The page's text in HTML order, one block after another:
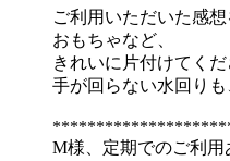
ご利用いただいた感
おもちゃなど、
きれいに片付けてくだ
手が回らない水回りも
M様、定期でのご利用